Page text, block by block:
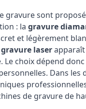
gravure sont
: la gravure
et légèrement
gravure laser
Le choix dépend donc
Dans les
de gravure de